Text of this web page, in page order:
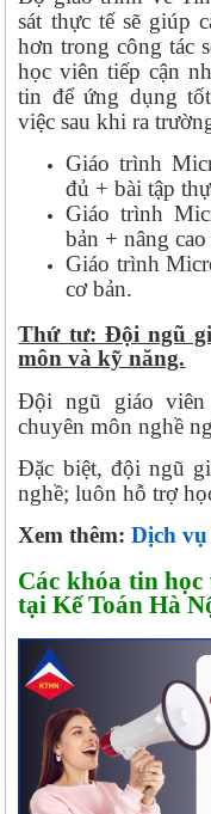
sát thực tế sẽ giúp
hơn trong công tác
học viên tiếp cận
tin để ứng dụng
việc sau khi ra
Giáo trình
đủ + bài tập
Giáo trình
bản + nâng
Giáo trình
cơ bản.
Thứ tư: Đội ngũ
môn và kỹ năng.
Đội ngũ giáo viên
chuyên môn nghề
Đặc biệt, đội ngũ
nghề; luôn hỗ trợ
Xem thêm:Dịch
Các khóa tin
tại Kế Toán Hà